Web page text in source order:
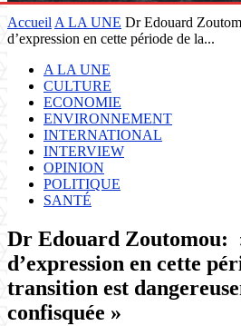
Récupérer votre mot
Accueil A LA UNE Dr Edouard
d’expression en cette période de la...
A LA UNE
CULTURE
ECONOMIE
ENVIRONNEMENT
INTERNATIONAL
INTERVIEW
OPINION
POLITIQUE
SANTÉ
Dr Edouard Zoutomou:
d’expression en cette
transition est
confisquée »